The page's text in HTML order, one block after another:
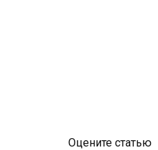
Оцените статью